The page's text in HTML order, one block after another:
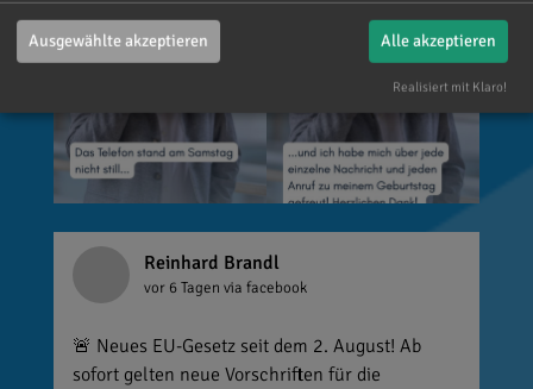
Reinhard Brandl
vor 6 Tagen via facebook
🚨 Neues EU-Gesetz seit dem 2. August! Ab
sofort gelten neue Vorschriften für die
Ausgewählte akzeptieren Alle akzeptieren
Realisiert mit Klaro!